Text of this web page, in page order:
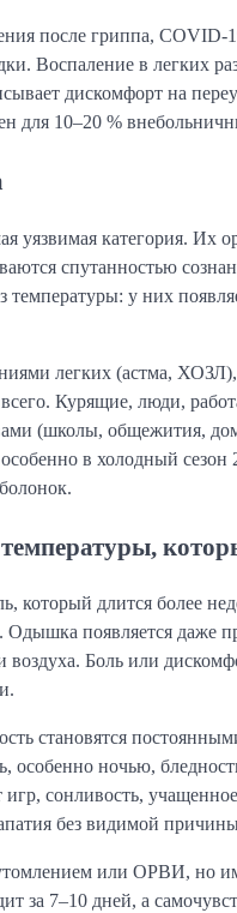
после гриппа, COVID-
Воспаление в легких
дискомфорт на
для 10–20 %
категория. Их
спутанностью
температуры: у них
легких (астма,
Курящие, люди,
(школы, общежития,
в холодный
который длится более
появляется даже
воздуха. Боль или
становятся
особенно ночью,
игр, сонливость,
без видимой
или ОРВИ, но
за 7–10 дней, а